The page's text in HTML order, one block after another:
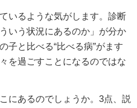
いるような気がします。診断
いう状況にあるのか」が分か
子と比べる“比べる病”がます
を過ごすことになるのではな
にあるのでしょうか。3点、説